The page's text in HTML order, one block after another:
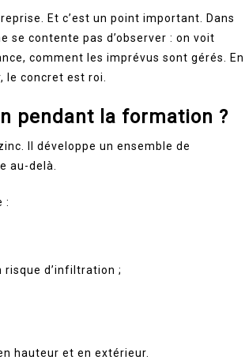
Et c’est un point important. Dans
se contente pas d’observer : on voit
comment les imprévus sont gérés. En
le concret est roi.
pendant la formation ?
Il développe un ensemble de
au-delà.
:
risque d’infiltration ;
hauteur et en extérieur.